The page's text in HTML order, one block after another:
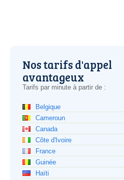
Nos tarifs d'appel
avantageux
Tarifs par minute à partir de :
Belgique
Cameroun
Canada
Côte d'Ivoire
France
Guinée
Haïti